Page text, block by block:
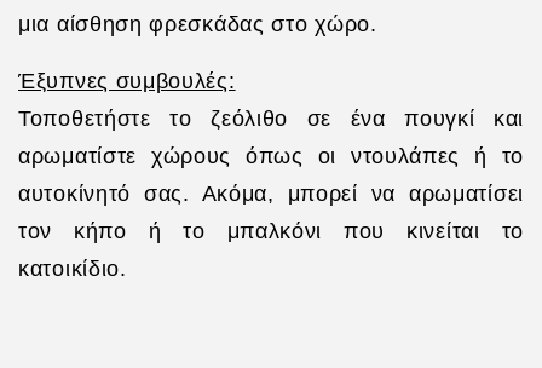
μια αίσθηση φρεσκάδας στο χώρο.
Έξυπνες συμβουλές:
Τοποθετήστε το ζεόλιθο σε ένα πουγκί και
αρωματίστε χώρους όπως οι ντουλάπες ή το
αυτοκίνητό σας. Ακόμα, μπορεί να αρωματίσει
τον κήπο ή το μπαλκόνι που κινείται το
κατοικίδιο.